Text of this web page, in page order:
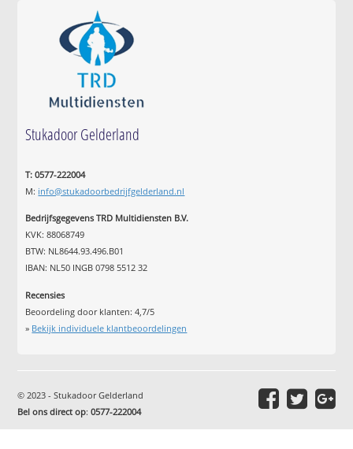
Stukadoor Gelderland
T: 0577-222004
M: info@stukadoorbedrijfgelderland.nl
Bedrijfsgegevens TRD Multidiensten B.V.
KVK: 88068749
BTW: NL8644.93.496.B01
IBAN: NL50 INGB 0798 5512 32
Recensies
Beoordeling door klanten:4,7/5
» Bekijk individuele klantbeoordelingen
© 2023 - Stukadoor Gelderland
Bel ons direct op:0577-222004